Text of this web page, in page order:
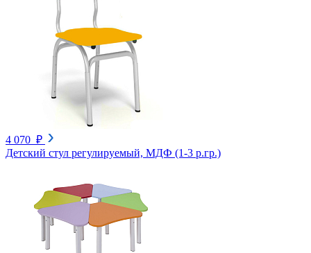
4 070 ₽
Детский стул регулируемый, МДФ (1-3 р.гр.)